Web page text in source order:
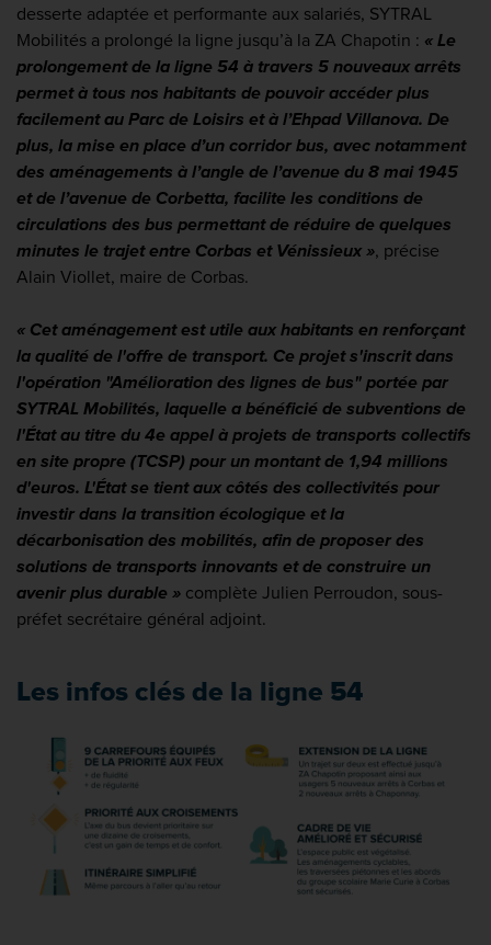
desserte adaptée et performante aux salariés, SYTRAL
Mobilités a prolongé la ligne jusqu’à la ZA Chapotin : « Le
prolongement de la ligne 54 à travers 5 nouveaux arrêts
permet à tous nos habitants de pouvoir accéder plus
facilement au Parc de Loisirs et à l’Ehpad Villanova. De
plus, la mise en place d’un corridor bus, avec notamment
des aménagements à l’angle de l’avenue du 8 mai 1945
et de l’avenue de Corbetta, facilite les conditions de
circulations des bus permettant de réduire de quelques
minutes le trajet entre Corbas et Vénissieux », précise
Alain Viollet, maire de Corbas.
« Cet aménagement est utile aux habitants en renforçant
la qualité de l'offre de transport. Ce projet s'inscrit dans
l'opération "Amélioration des lignes de bus" portée par
SYTRAL Mobilités, laquelle a bénéficié de subventions de
l'État au titre du 4e appel à projets de transports collectifs
en site propre (TCSP) pour un montant de 1,94 millions
d'euros. L'État se tient aux côtés des collectivités pour
investir dans la transition écologique et la
décarbonisation des mobilités, afin de proposer des
solutions de transports innovants et de construire un
avenir plus durable » complète Julien Perroudon, sous-
préfet secrétaire général adjoint.
Les infos clés de la ligne 54